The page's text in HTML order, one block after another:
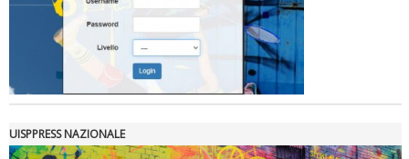
UISPPRESS NAZIONALE